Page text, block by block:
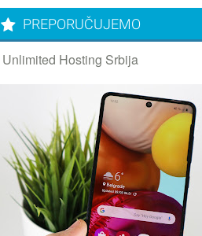
PREPORUČUJEMO
Unlimited Hosting Srbija